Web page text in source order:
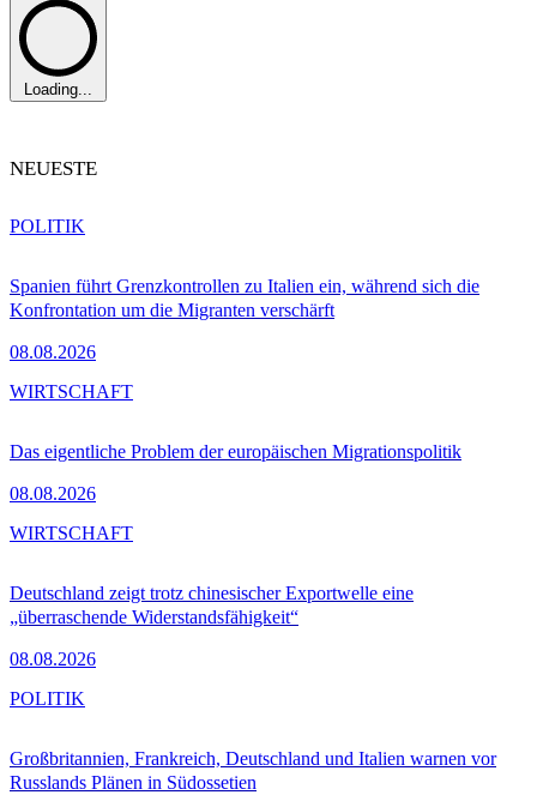
Loading...
NEUESTE
Spanien führt Grenzkontrollen zu Italien ein, während sich die
Konfrontation um die Migranten verschärft
08.08.2026
POLITIK
Das eigentliche Problem der europäischen Migrationspolitik
08.08.2026
WIRTSCHAFT
Deutschland zeigt trotz chinesischer Exportwelle eine
„überraschende Widerstandsfähigkeit“
08.08.2026
WIRTSCHAFT
Großbritannien, Frankreich, Deutschland und Italien warnen vor
Russlands Plänen in Südossetien
POLITIK